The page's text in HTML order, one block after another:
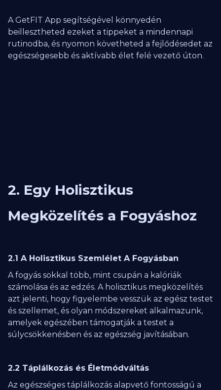
A GetFIT App segítségével könnyedén
beillesztheted ezeket a tippeket a mindennapi
rutinodba, és nyomon követheted a fejlődésedet az
egészségesebb és aktívabb élet felé vezető úton.
2. Egy Holisztikus
Megközelítés a Fogyáshoz
2.1 A Holisztikus Szemlélet A Fogyásban
A fogyás sokkal több, mint csupán a kalóriák
számolása és az edzés. A holisztikus megközelítés
azt jelenti, hogy figyelembe vesszük az egész testet
és szellemet, és olyan módszereket alkalmazunk,
amelyek egészében támogatják a testet a
súlycsökkenésben és az egészség javításában.
2.2 Táplálkozás és Életmódváltás
Az egészséges táplálkozás alapvető fontosságú a